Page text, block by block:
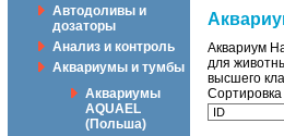
Автодоливы и
дозаторы
Анализ и контроль
Аквариумы и тумбы
Аквариумы
AQUAEL
(Польша)
Аквариум
для
высшего